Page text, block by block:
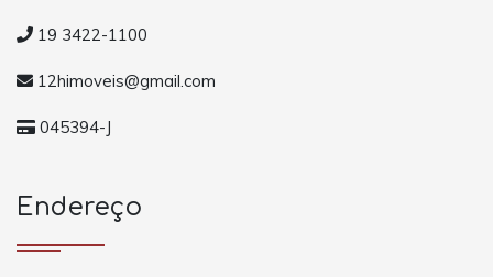
19 3422-1100
12himoveis@gmail.com
045394-J
Endereço